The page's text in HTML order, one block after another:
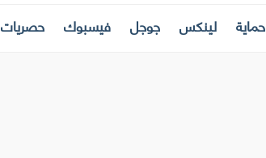
حماية لينكس جوجل فيسبوك حصريات